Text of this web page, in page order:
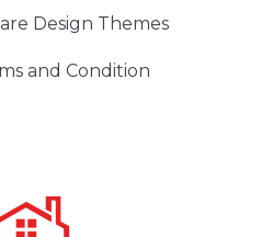
Design Themes
and Condition